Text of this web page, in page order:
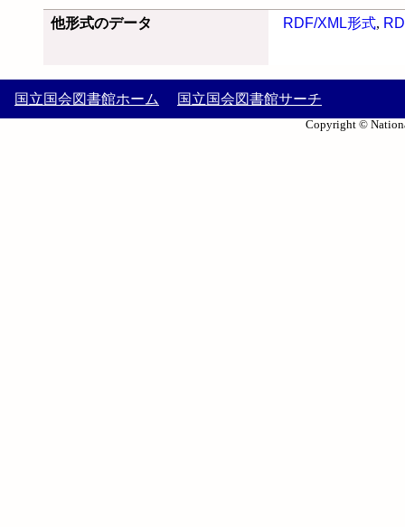
他形式のデータ RDF/XML形式,
国立国会図書館ホーム 国立国会図書館サーチ
Copyright ©